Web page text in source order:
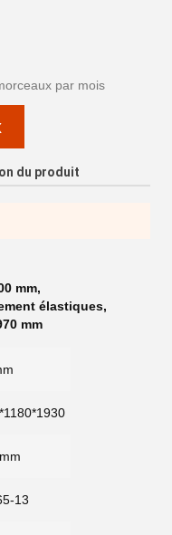
par mois
du produit
mm,
élastiques,
mm
13